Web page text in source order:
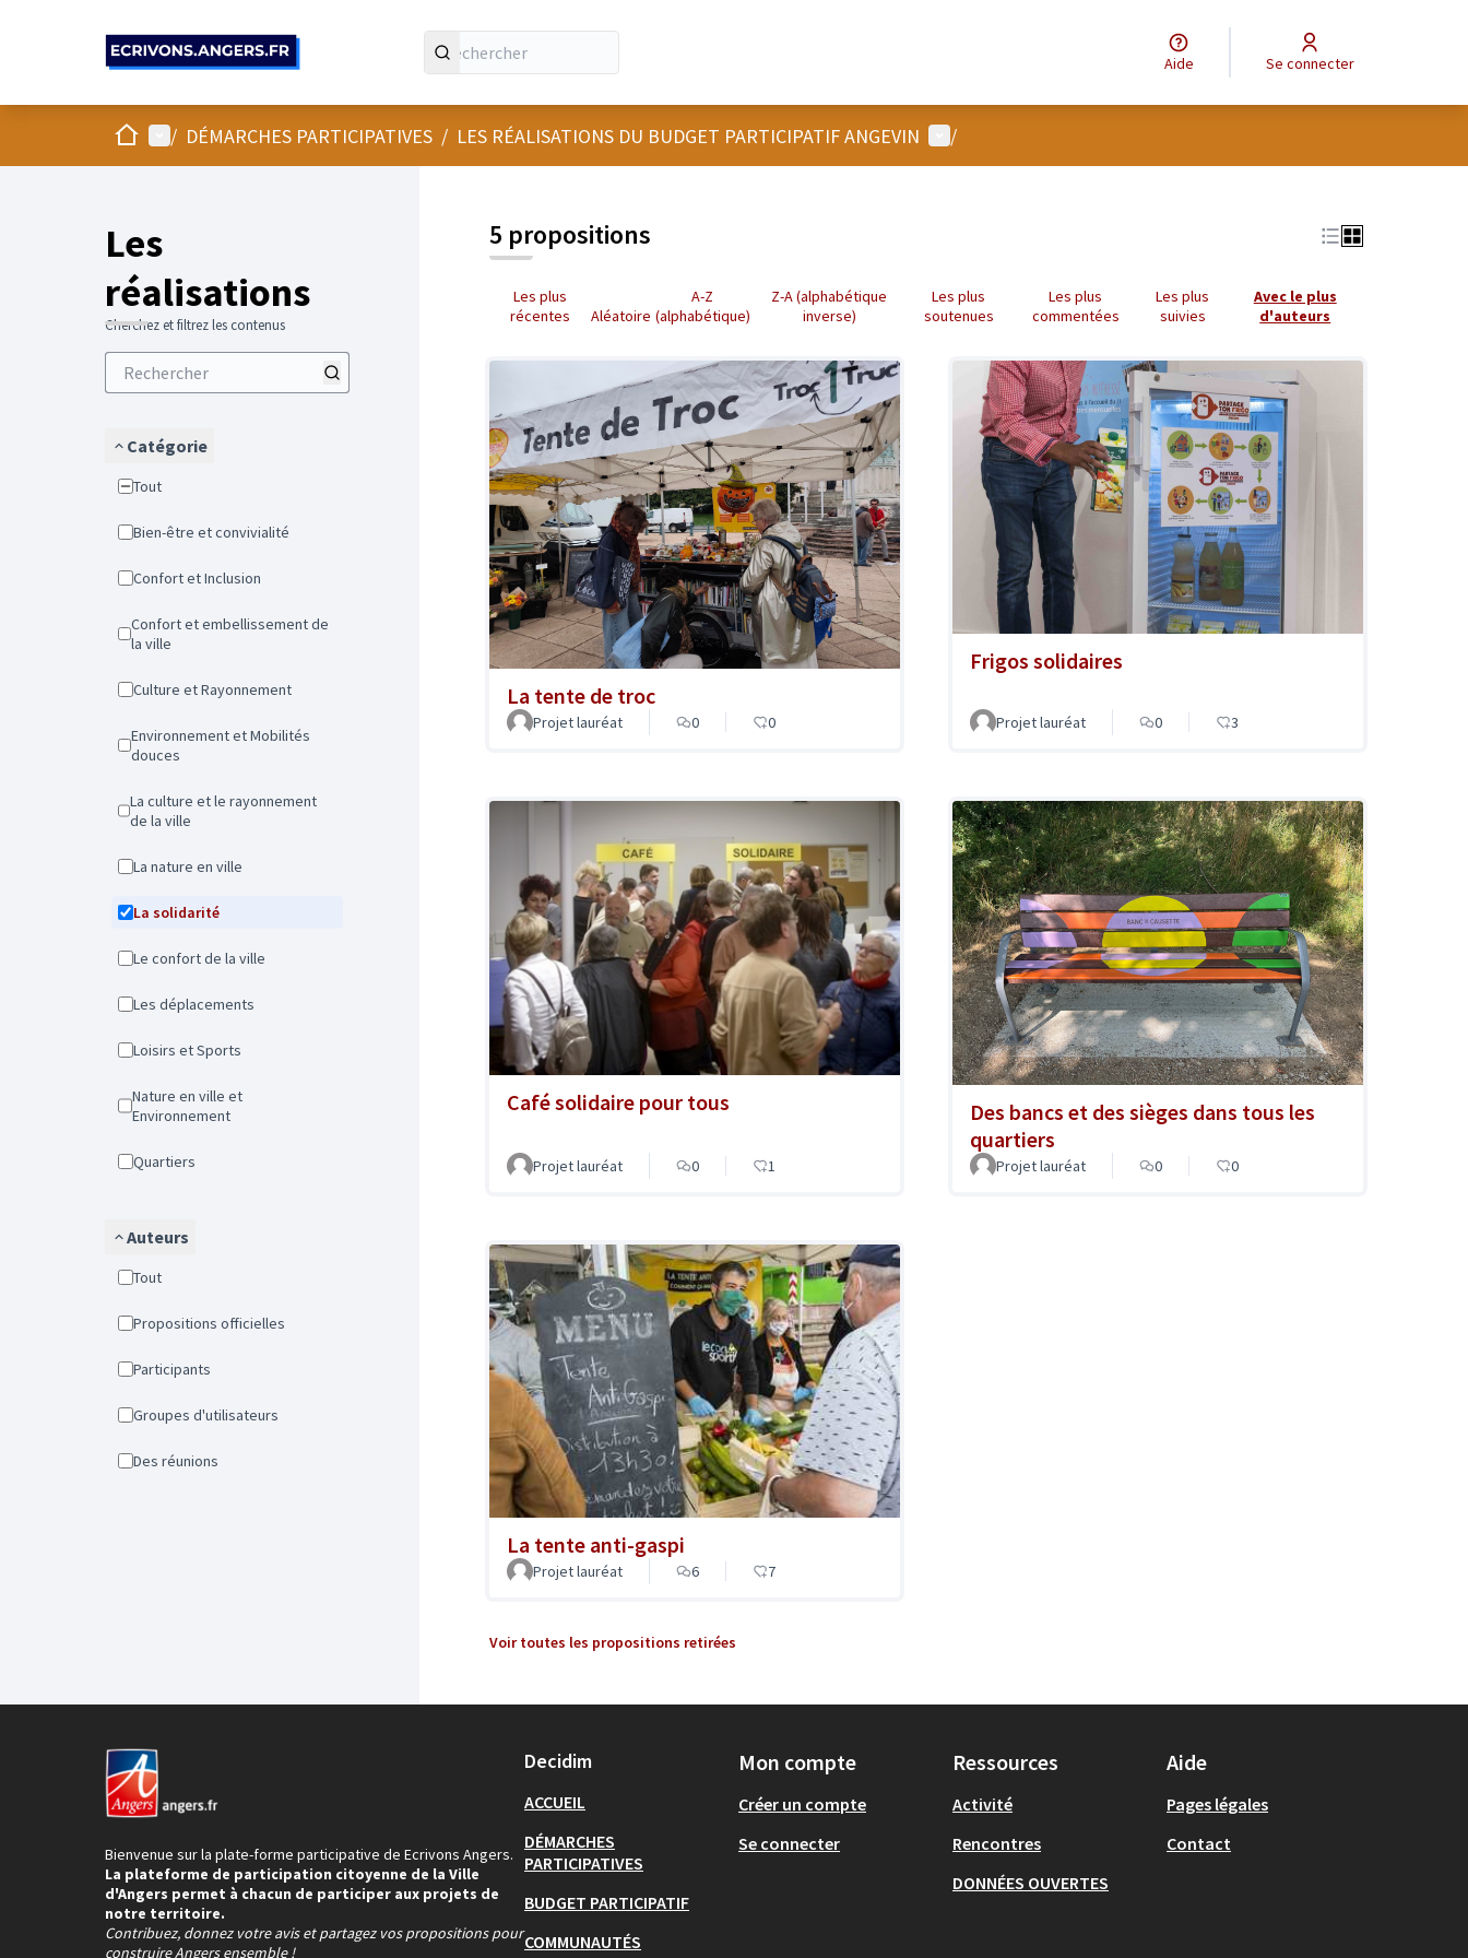
Aide Se connecter
AccueilMenu principal
/ DÉMARCHES PARTICIPATIVES / LES RÉALISATIONS DU BUDGET PARTICIPATIF ANGEVIN Menu utilisateur
/
Les
réalisations
Cherchez et filtrez les contenus
Catégorie
Tout
Bien-être et convivialité
Confort et Inclusion
Confort et embellissement de
la ville
Culture et Rayonnement
Environnement et Mobilités
douces
La culture et le rayonnement
de la ville
La nature en ville
La solidarité
Le confort de la ville
Les déplacements
Loisirs et Sports
Nature en ville et
Environnement
Quartiers
Auteurs
Tout
Propositions officielles
Participants
Groupes d'utilisateurs
Des réunions
5 propositions
Les plus
récentes
Aléatoire
A-Z
(alphabétique)
Z-A (alphabétique
inverse)
Les plus
soutenues
Les plus
commentées
Les plus
suivies
Avec le plus
d'auteurs
La tente de troc
Projet lauréat 0 0
Frigos solidaires
Projet lauréat 0 3
Café solidaire pour tous
Projet lauréat 0 1
Des bancs et des sièges dans tous les
quartiers
Projet lauréat 0 0
La tente anti-gaspi
Projet lauréat 6 7
Voir toutes les propositions retirées
Bienvenue sur la plate-forme participative de Ecrivons Angers.
La plateforme de participation citoyenne de la Ville
d'Angers permet à chacun de participer aux projets de
notre territoire.
Contribuez, donnez votre avis et partagez vos propositions pour
construire Angers ensemble !
Decidim
ACCUEIL
DÉMARCHES
PARTICIPATIVES
BUDGET PARTICIPATIF
COMMUNAUTÉS
Mon compte
Créer un compte
Se connecter
Ressources
Activité
Rencontres
DONNÉES OUVERTES
Aide
Pages légales
Contact